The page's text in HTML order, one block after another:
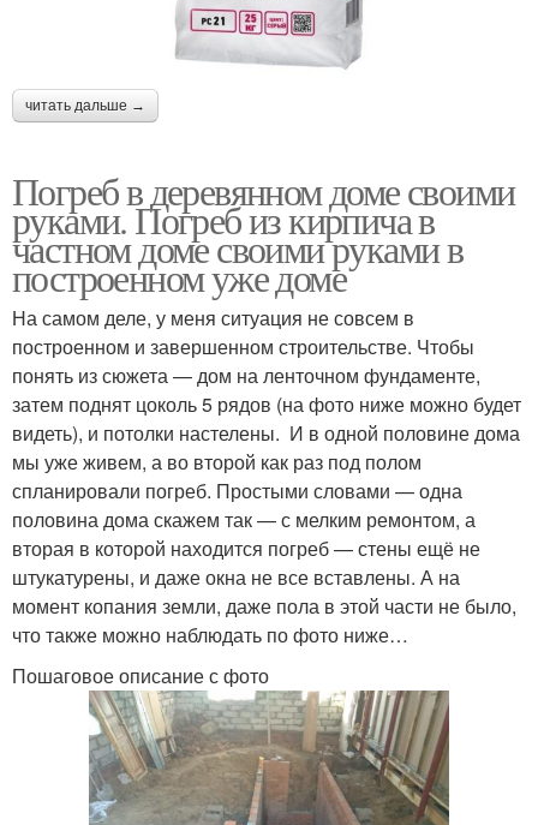
читать дальше →
Погреб в деревянном доме своими
руками. Погреб из кирпича в
частном доме своими руками в
построенном уже доме
На самом деле, у меня ситуация не совсем в
построенном и завершенном строительстве. Чтобы
понять из сюжета — дом на ленточном фундаменте,
затем поднят цоколь 5 рядов (на фото ниже можно будет
видеть), и потолки настелены. И в одной половине дома
мы уже живем, а во второй как раз под полом
спланировали погреб. Простыми словами — одна
половина дома скажем так — с мелким ремонтом, а
вторая в которой находится погреб — стены ещё не
штукатурены, и даже окна не все вставлены. А на
момент копания земли, даже пола в этой части не было,
что также можно наблюдать по фото ниже…
Пошаговое описание с фото